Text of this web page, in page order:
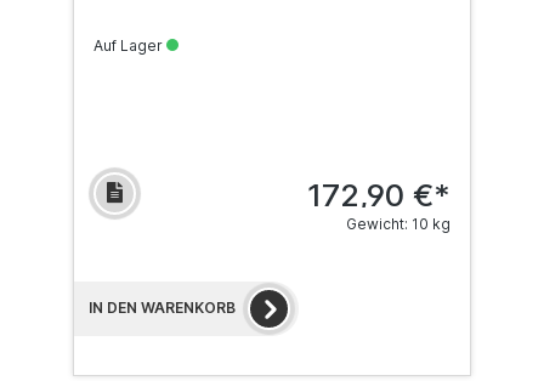
Auf Lager
172,90 €*
Gewicht: 10 kg
IN DEN WARENKORB